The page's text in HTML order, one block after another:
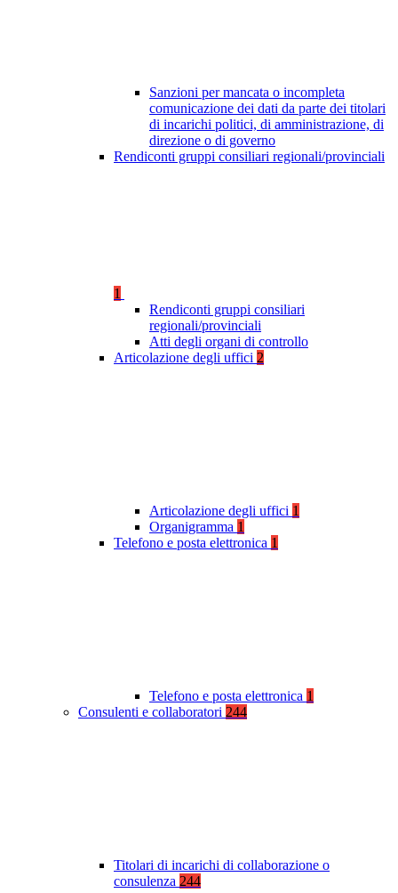
Sanzioni per mancata o incompleta
comunicazione dei dati da parte dei titolari
di incarichi politici, di amministrazione, di
direzione o di governo
Rendiconti gruppi consiliari regionali/provinciali
1
Rendiconti gruppi consiliari
regionali/provinciali
Atti degli organi di controllo
Articolazione degli uffici 2
Articolazione degli uffici 1
Organigramma 1
Telefono e posta elettronica 1
Telefono e posta elettronica 1
Consulenti e collaboratori 244
Titolari di incarichi di collaborazione o
consulenza 244